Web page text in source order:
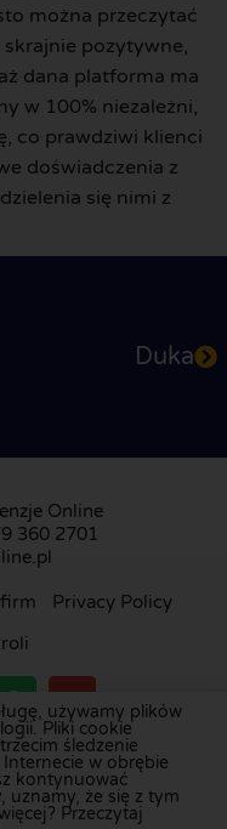
można przeczytać
pozytywne,
dana platforma ma
w 100% niezależni,
co prawdziwi klienci
doświadczenia z
się nimi z
Duka
Online
360 2701
Privacy Policy
wHolandii,
,Belgii,
,Danii,Finlandii i
używamy plików
Pliki cookie
śledzenie
w obrębie
kontynuować
uznamy, że się z tym
Przeczytaj